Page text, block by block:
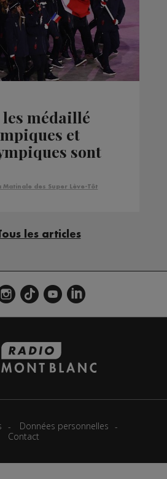
les médaillé
et
sont
Matinale des Super Lève-Tôt
les articles
Données personnelles
Contact